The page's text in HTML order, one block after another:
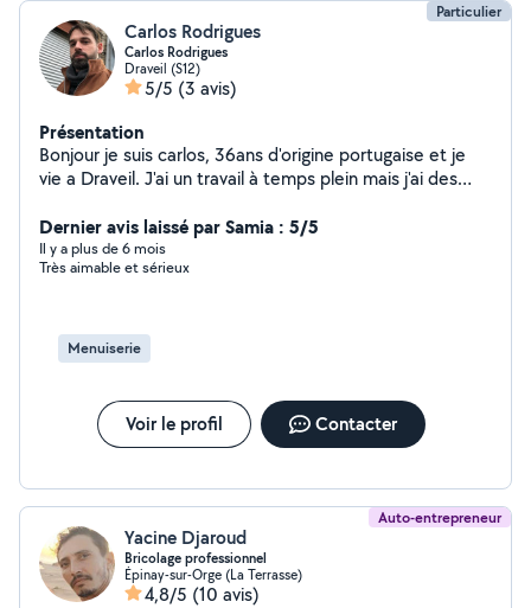
Particulier
Carlos Rodrigues
Carlos Rodrigues
Draveil (S12)
5/5 (3 avis)
Présentation
Bonjour je suis carlos, 36ans d'origine portugaise et je
vie a Draveil. J'ai un travail à temps plein mais j'ai des
vous besoin. Merci
Dernier avis laissé par Samia : 5/5
Il y a plus de 6 mois
Très aimable et sérieux
Menuiserie
Voir le profil Contacter
Auto-entrepreneur
Yacine Djaroud
Bricolage professionnel
Épinay-sur-Orge (La Terrasse)
4,8/5 (10 avis)